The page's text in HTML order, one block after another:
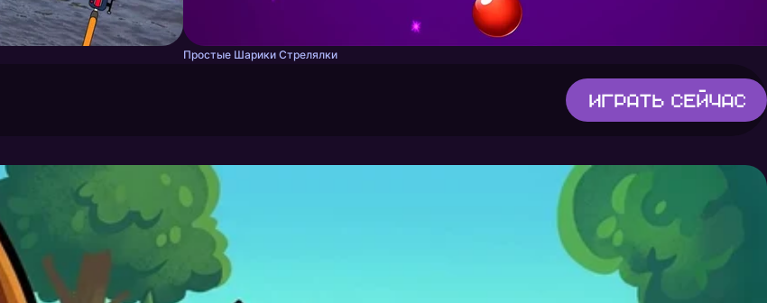
Простые Шарики Стрелялки
Играть сейчас